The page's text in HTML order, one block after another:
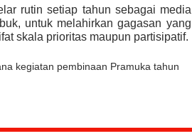
rutin setiap tahun sebagai media
untuk melahirkan gagasan yang
skala prioritas maupun partisipatif.
kegiatan pembinaan Pramuka tahun